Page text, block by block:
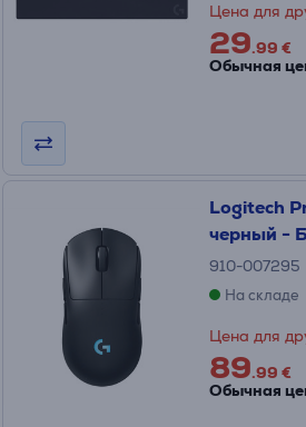
Цена для
29.99 €
Обычная
Logitech
черный -
910-007295
На складе
Цена для
89.99 €
Обычная